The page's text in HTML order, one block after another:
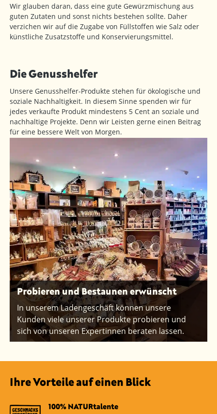
Wir glauben daran, dass eine gute Gewürzmischung aus
guten Zutaten und sonst nichts bestehen sollte. Daher
verzichen wir auf die Zugabe von Füllstoffen wie Salz oder
künstliche Zusatzstoffe und Konservierungsmittel.
Die Genusshelfer
Unsere Genusshelfer-Produkte stehen für ökologische und
soziale Nachhaltigkeit. In diesem Sinne spenden wir für
jedes verkaufte Produkt mindestens 5 Cent an soziale und
nachhaltige Projekte. Denn wir Leisten gerne einen Beitrag
für eine bessere Welt von Morgen.
Probieren und Bestaunen erwünscht
In unserem Ladengeschäft können unsere
Kunden viele unserer Produkte probieren und
sich von unseren Expertinnen beraten lassen.
Ihre Vorteile auf einen Blick
100% NATURtalente